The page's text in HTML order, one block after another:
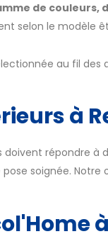
de couleurs,
selon le modèle
au fil des
à
répondre
soignée.